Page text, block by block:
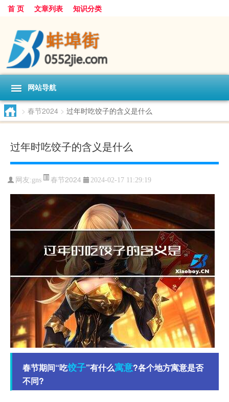
首 页 文章列表 知识分类
网站导航
> 春节2024 > 过年时吃饺子的含义是什么
过年时吃饺子的含义是什么
网友:gns 春节2024 2024-02-17 11:29:19
春节期间“吃饺子”有什么寓意?各个地方寓意是否
不同?